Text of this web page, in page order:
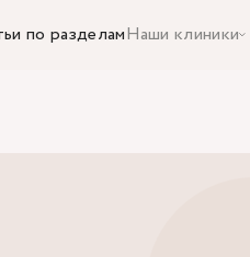
по разделамНаши клиники